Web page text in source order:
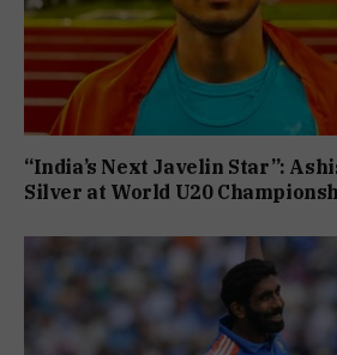
“India’s Next Javelin Star”:
Silver at World U20